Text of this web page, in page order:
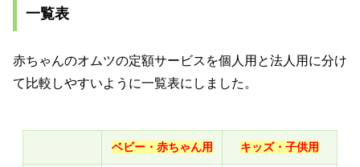
一覧表
赤ちゃんのオムツの定額サービスを個人用と法人用に分け
て比較しやすいように一覧表にしました。
ベビー・赤ちゃん用 キッズ・子供用